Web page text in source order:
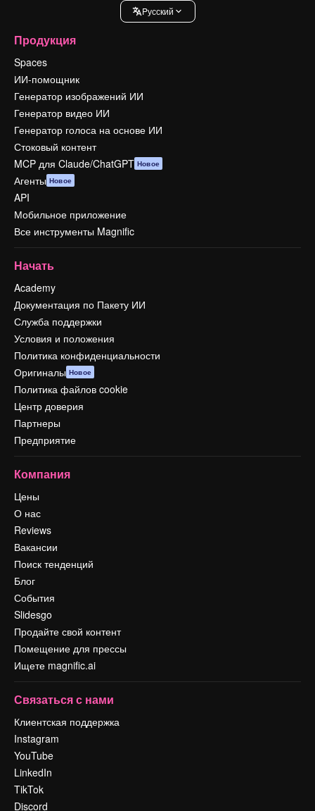
Pусский
Продукция
Spaces
ИИ-помощник
Генератор изображений ИИ
Генератор видео ИИ
Генератор голоса на основе ИИ
Стоковый контент
MCP для Claude/ChatGPT Новое
Агенты Новое
API
Мобильное приложение
Все инструменты Magnific
Начать
Academy
Документация по Пакету ИИ
Служба поддержки
Условия и положения
Политика конфиденциальности
Оригиналы Новое
Политика файлов cookie
Центр доверия
Партнеры
Предприятие
Компания
Цены
О нас
Reviews
Вакансии
Поиск тенденций
Блог
События
Slidesgo
Продайте свой контент
Помещение для прессы
Ищете magnific.ai
Связаться с нами
Клиентская поддержка
Instagram
YouTube
LinkedIn
TikTok
Discord